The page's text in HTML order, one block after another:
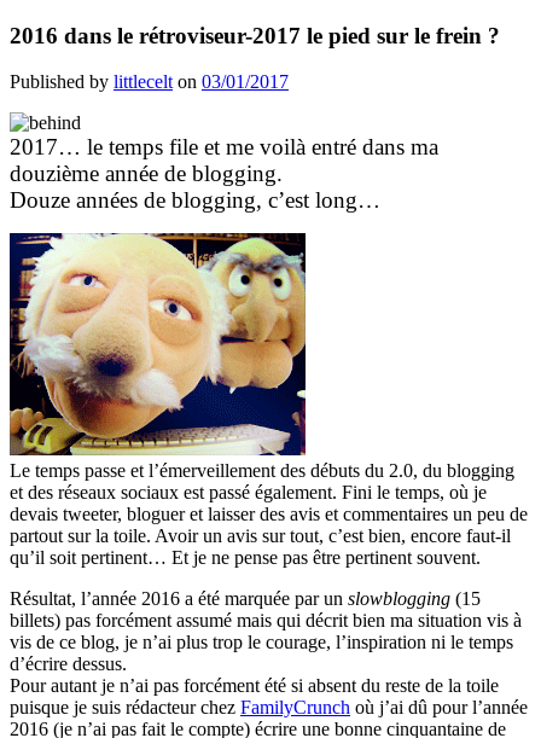
2016 dans le rétroviseur-2017 le pied sur le frein ?
Published by littlecelton 03/01/2017
2017… le temps file et me voilà entré dans ma
douzième année de blogging.
Douze années de blogging, c’est long…
Le temps passe et l’émerveillement des débuts du 2.0, du blogging
et des réseaux sociaux est passé également. Fini le temps, où je
devais tweeter, bloguer et laisser des avis et commentaires un peu de
partout sur la toile. Avoir un avis sur tout, c’est bien, encore faut-il
qu’il soit pertinent… Et je ne pense pas être pertinent souvent.
Résultat, l’année 2016 a été marquée par un slowblogging (15
billets) pas forcément assumé mais qui décrit bien ma situation vis à
vis de ce blog, je n’ai plus trop le courage, l’inspiration ni le temps
d’écrire dessus.
Pour autant je n’ai pas forcément été si absent du reste de la toile
puisque je suis rédacteur chez FamilyCrunch où j’ai dû pour l’année
2016 (je n’ai pas fait le compte) écrire une bonne cinquantaine de